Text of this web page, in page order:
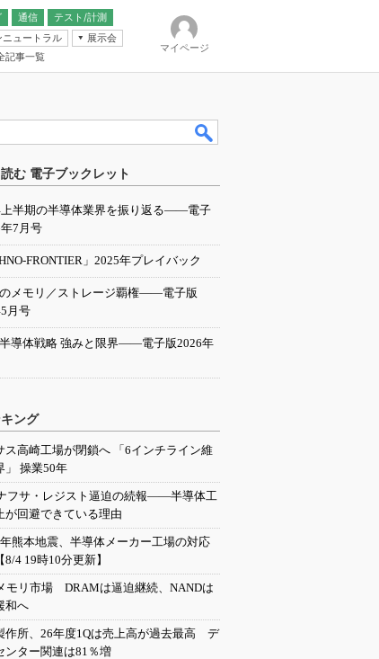
通信
テスト/計測
ニュートラル
展示会
ティング
記事一覧
マイページ
む 電子ブックレット
上半期の半導体業界を振り返る――電子
7月号
FRONTIER」2025年プレイバック
メモリ／ストレージ覇権――電子版
月号
導体戦略 強みと限界――電子版2026年
ング
ス高崎工場が閉鎖へ 「6インチライン維
」 操業50年
フサ・レジスト逼迫の続報――半導体工
が回避できている理由
熊本地震、半導体メーカー工場の対応
8/4 19時10分更新】
モリ市場 DRAMは逼迫継続、NANDは
和へ
作所、26年度1Qは売上高が過去最高 デ
ンター関連は81％増